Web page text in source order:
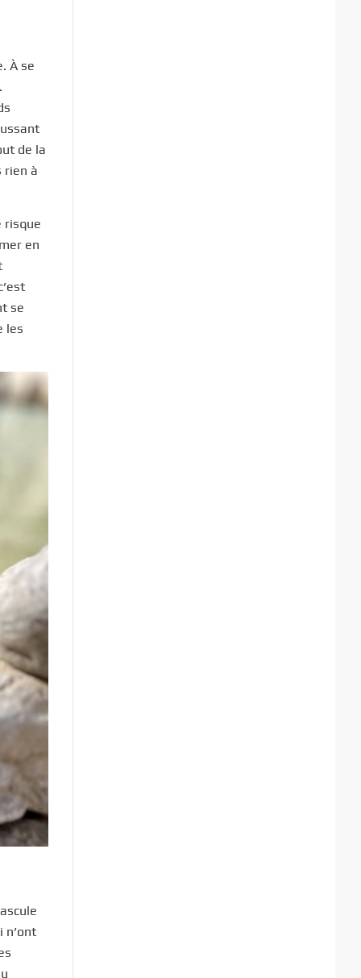
À se
de la
rien à
risque
en
se
les
n’ont